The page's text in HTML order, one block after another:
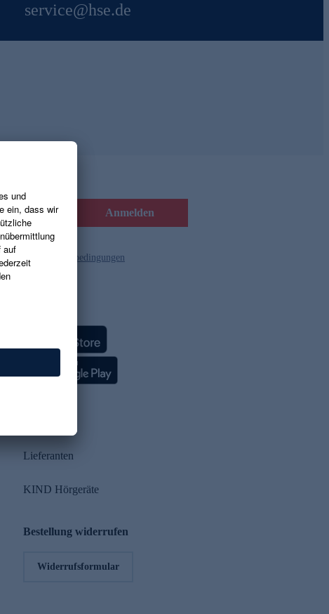
service@hse.de
Anmelden
und die Gutscheinbedingungen
Lieferanten
KIND Hörgeräte
Bestellung widerrufen
Widerrufsformular